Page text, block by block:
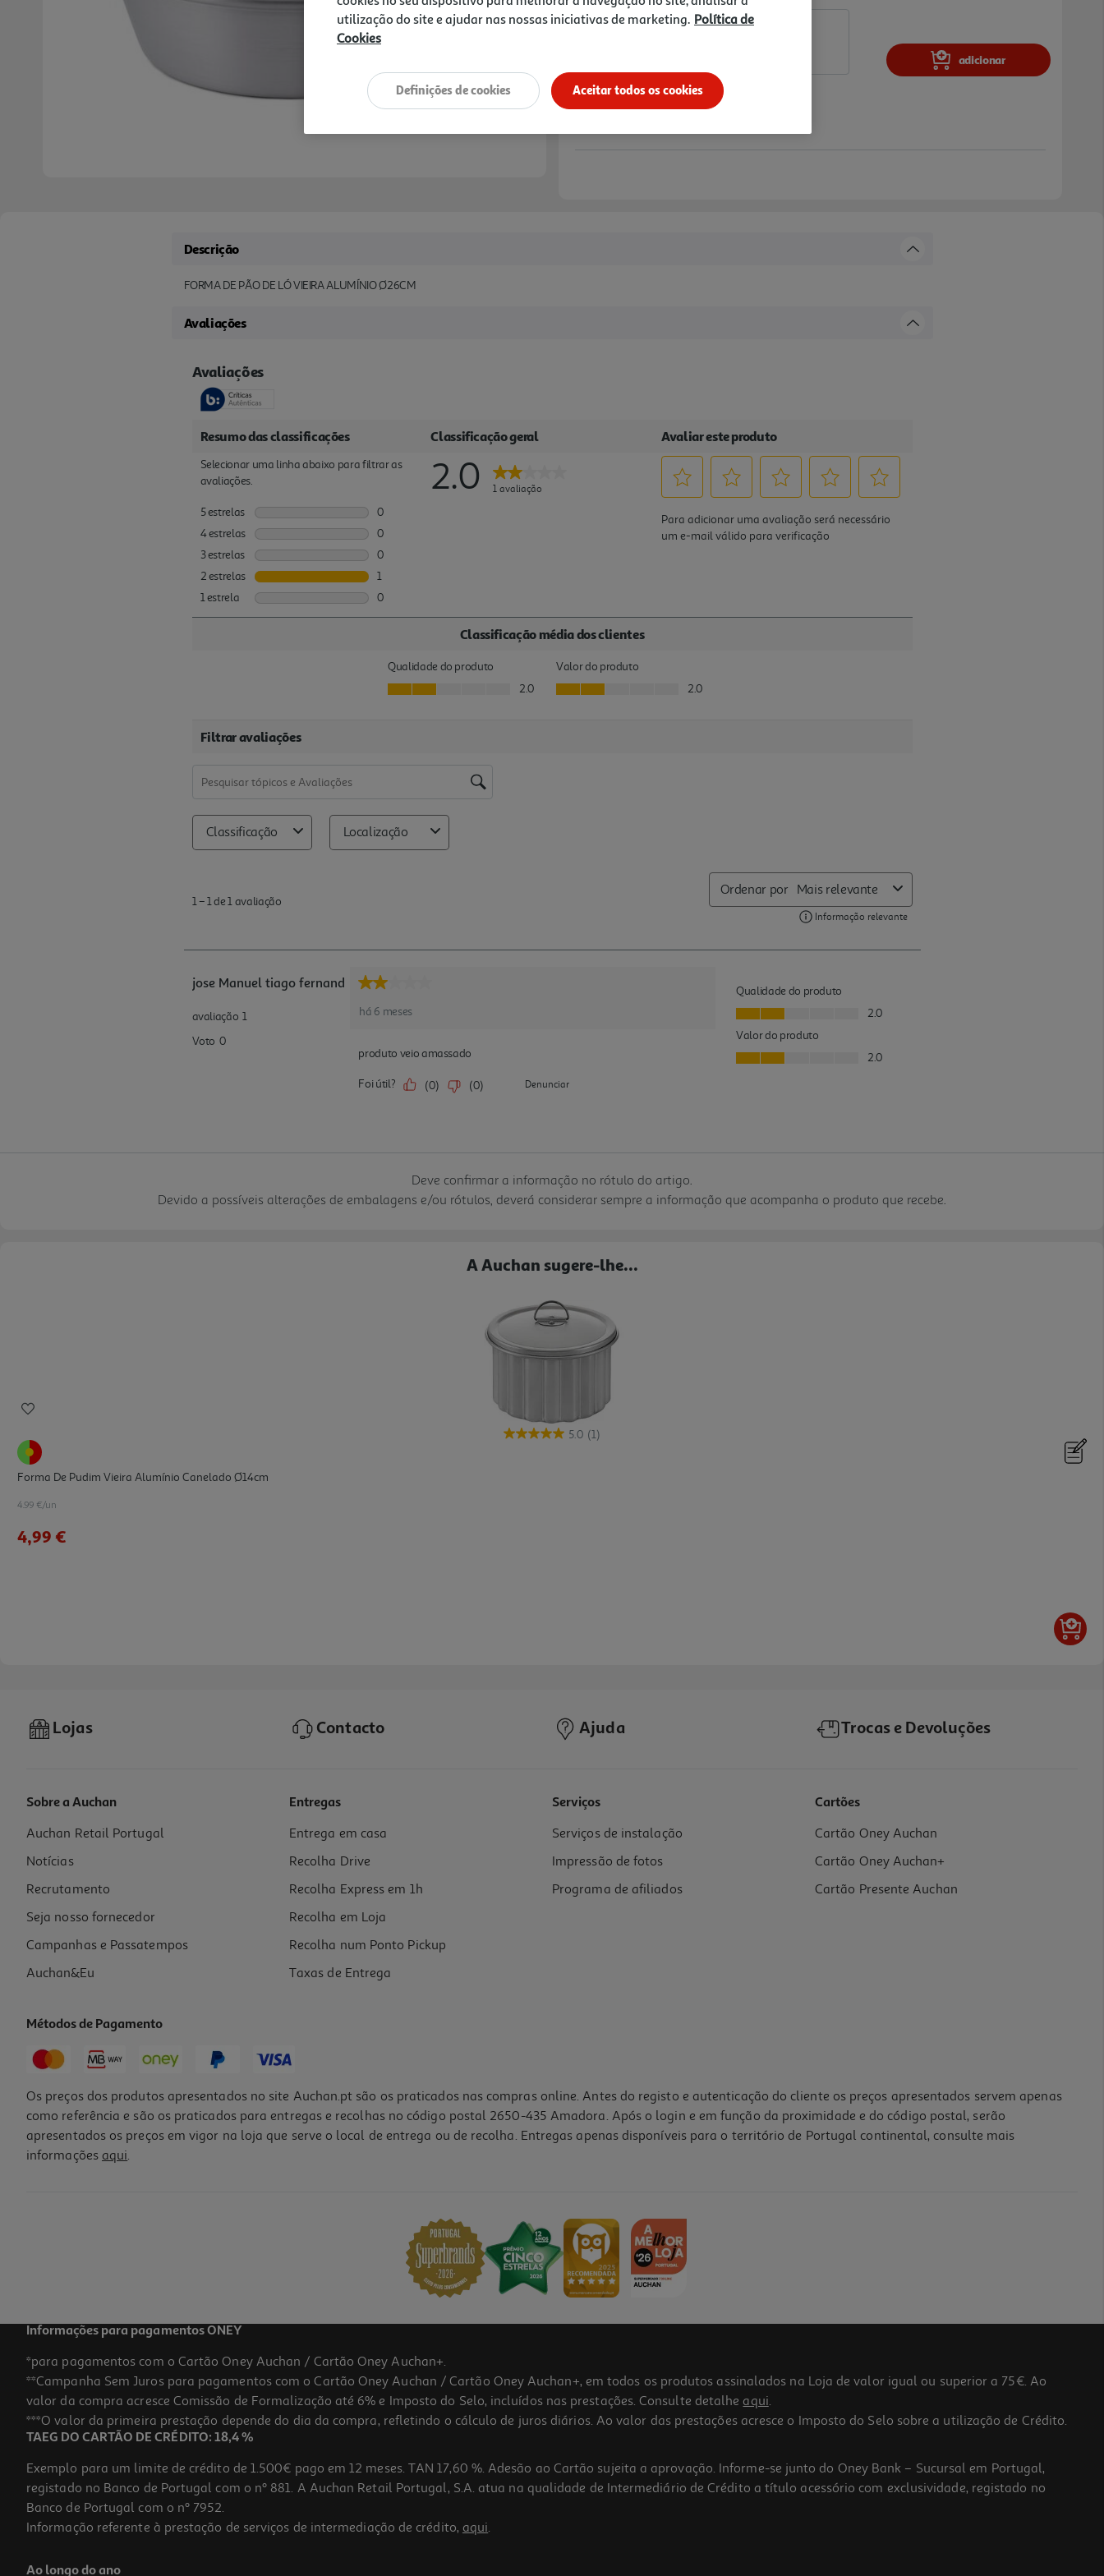
adicionar
Descrição
FORMA DE PÃO DE LÓ VIEIRA ALUMÍNIO Ø26CM
Avaliações
Deve confirmar a informação no rótulo do artigo.
Devido a possíveis alterações de embalagens e/ou rótulos, deverá considerar sempre a informação que acompanha o produto que recebe.
A Auchan sugere-lhe...
5.0 (1)
Forma De Pudim Vieira Alumínio Canelado Ø14cm
4.99 €/un
4,99 €
Forma De Pão De Ló Grilo Alumínio Ø30cm
6.79 €/un
6,79 €
Lojas Contacto Ajuda Trocas e Devoluções
Sobre a Auchan
Auchan Retail Portugal
Notícias
Recrutamento
Seja nosso fornecedor
Campanhas e Passatempos
Auchan&Eu
Entregas
Entrega em casa
Recolha Drive
Recolha Express em 1h
Recolha em Loja
Recolha num Ponto Pickup
Taxas de Entrega
Serviços
Serviços de instalação
Impressão de fotos
Programa de afiliados
Cartões
Cartão Oney Auchan
Cartão Oney Auchan+
Cartão Presente Auchan
Métodos de Pagamento
Os preços dos produtos apresentados no site Auchan.pt são os praticados nas compras online. Antes do registo e autenticação do cliente os preços apresentados servem apenas
como referência e são os praticados para entregas e recolhas no código postal 2650-435 Amadora. Após o login e em função da proximidade e do código postal, serão
apresentados os preços em vigor na loja que serve o local de entrega ou de recolha. Entregas apenas disponíveis para o território de Portugal continental, consulte mais
informações aqui.
Informações para pagamentos ONEY
*para pagamentos com o Cartão Oney Auchan / Cartão Oney Auchan+.
**Campanha Sem Juros para pagamentos com o Cartão Oney Auchan / Cartão Oney Auchan+, em todos os produtos assinalados na Loja de valor igual ou superior a 75€. Ao
valor da compra acresce Comissão de Formalização até 6% e Imposto do Selo, incluídos nas prestações. Consulte detalhe aqui.
***O valor da primeira prestação depende do dia da compra, refletindo o cálculo de juros diários. Ao valor das prestações acresce o Imposto do Selo sobre a utilização de Crédito.
TAEG DO CARTÃO DE CRÉDITO: 18,4 %
Exemplo para um limite de crédito de 1.500€ pago em 12 meses. TAN 17,60 %. Adesão ao Cartão sujeita a aprovação. Informe-se junto do Oney Bank – Sucursal em Portugal,
registado no Banco de Portugal com o nº 881. A Auchan Retail Portugal, S.A. atua na qualidade de Intermediário de Crédito a título acessório com exclusividade, registado no
Banco de Portugal com o nº 7952.
Informação referente à prestação de serviços de intermediação de crédito, aqui.
Ao longo do ano
utilização do site e ajudar nas nossas iniciativas de marketing. Política de
Cookies
Aceitar todos os cookies
Definições de cookies